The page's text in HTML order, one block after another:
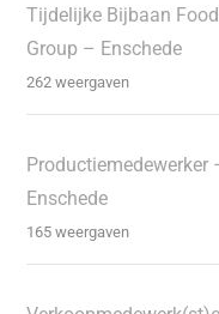
Tijdelijke Bijbaan
Group – Enschede
262 weergaven
Enschede
165 weergaven